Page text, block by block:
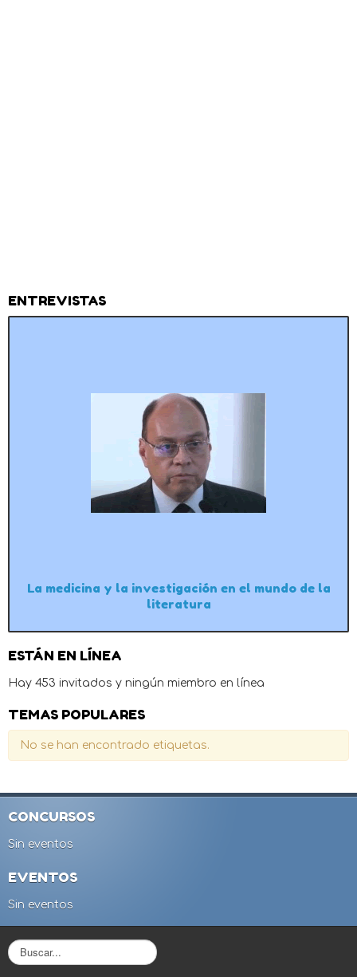
ENTREVISTAS
La medicina y la investigación en el mundo de la
literatura
ESTÁN EN LÍNEA
Hay 453 invitados y ningún miembro en línea
TEMAS POPULARES
No se han encontrado etiquetas.
CONCURSOS
Sin eventos
EVENTOS
Sin eventos
B
u